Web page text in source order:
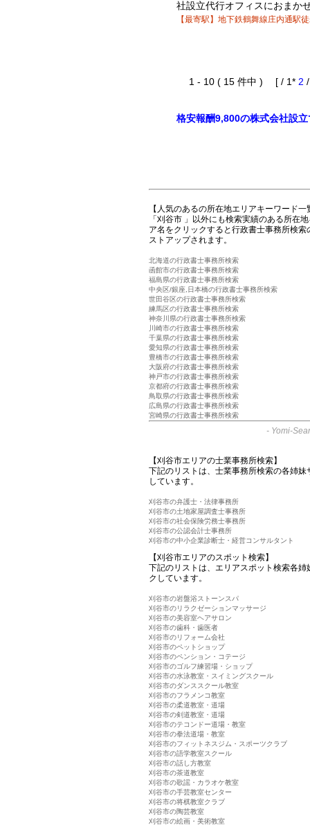
社設立代行オフィスにおまか
【最寄駅】地下鉄鶴舞線庄内通駅
1 - 10 ( 15 件中 ) [ / 1* 2
格安報酬9,800の株式会社設
【人気のあるの所在地エリアキーワード一
「刈谷市 」以外にも検索実績のある所在
ア名をクリックすると行政書士事務所検
ストアップされます。
北海道の行政書士事務所検索
函館市の行政書士事務所検索
福島県の行政書士事務所検索
中央区/銀座,日本橋の行政書士事務所検索
世田谷区の行政書士事務所検索
練馬区の行政書士事務所検索
神奈川県の行政書士事務所検索
川崎市の行政書士事務所検索
千葉県の行政書士事務所検索
愛知県の行政書士事務所検索
豊橋市の行政書士事務所検索
大阪府の行政書士事務所検索
神戸市の行政書士事務所検索
京都府の行政書士事務所検索
鳥取県の行政書士事務所検索
広島県の行政書士事務所検索
宮崎県の行政書士事務所検索
- Yomi-
【刈谷市エリアの士業事務所検索】
下記のリストは、士業事務所検索の各姉
しています。
刈谷市の弁護士・法律事務所
刈谷市の土地家屋調査士事務所
刈谷市の社会保険労務士事務所
刈谷市の公認会計士事務所
刈谷市の中小企業診断士・経営コンサルタント
【刈谷市エリアのスポット検索】
下記のリストは、エリアスポット検索各
クしています。
刈谷市の岩盤浴ストーンスパ
刈谷市のリラクゼーションマッサージ
刈谷市の美容室ヘアサロン
刈谷市の歯科・歯医者
刈谷市のリフォーム会社
刈谷市のペットショップ
刈谷市のペンション・コテージ
刈谷市のゴルフ練習場・ショップ
刈谷市の水泳教室・スイミングスクール
刈谷市のダンススクール教室
刈谷市のフラメンコ教室
刈谷市の柔道教室・道場
刈谷市の剣道教室・道場
刈谷市のテコンドー道場・教室
刈谷市の拳法道場・教室
刈谷市のフィットネスジム・スポーツクラブ
刈谷市の語学教室スクール
刈谷市の話し方教室
刈谷市の茶道教室
刈谷市の歌謡・カラオケ教室
刈谷市の手芸教室センター
刈谷市の将棋教室クラブ
刈谷市の陶芸教室
刈谷市の絵画・美術教室